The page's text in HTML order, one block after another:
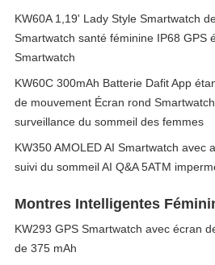
KW60A 1,19' Lady Style Smartwatch
Smartwatch santé féminine IP68 GPS
Smartwatch
KW60C 300mAh Batterie Dafit App
de mouvement Écran rond
surveillance du sommeil des femmes
KW350 AMOLED AI Smartwatch avec
suivi du sommeil AI Q&A 5ATM
Montres Intelligentes
KW293 GPS Smartwatch avec écran
de 375 mAh